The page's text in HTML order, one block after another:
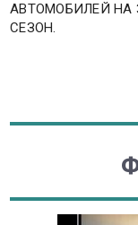
АВТОМОБИЛЕЙ НА
СЕЗОН.